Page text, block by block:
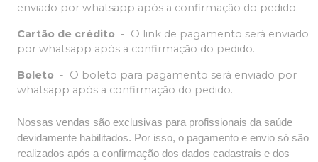
enviado por whatsapp após a confirmação do pedido.
Cartão de crédito - O link de pagamento será enviado
por whatsapp após a confirmação do pedido.
Boleto - O boleto para pagamento será enviado por
whatsapp após a confirmação do pedido.
Nossas vendas são exclusivas para profissionais da saúde
devidamente habilitados. Por isso, o pagamento e envio só são
realizados após a confirmação dos dados cadastrais e dos